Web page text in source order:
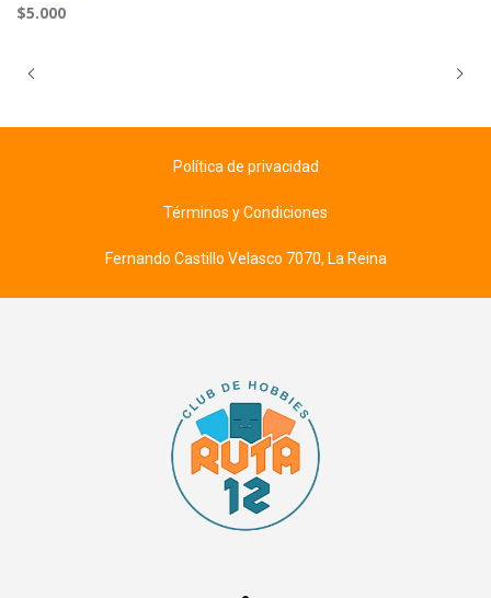
$5.000
Política de privacidad
Términos y Condiciones
Fernando Castillo Velasco 7070, La Reina